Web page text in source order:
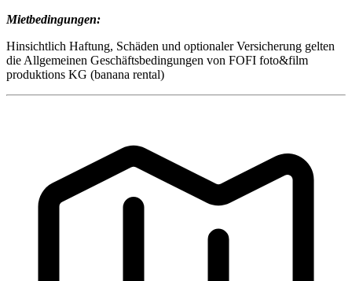
Mietbedingungen:
Hinsichtlich Haftung, Schäden und optionaler Versicherung gelten
die Allgemeinen Geschäftsbedingungen von FOFI foto&film
produktions KG (banana rental)